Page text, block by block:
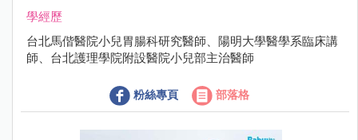
學經歷
台北馬偕醫院小兒胃腸科研究醫師、陽明大學醫學系臨床講
師、台北護理學院附設醫院小兒部主治醫師
粉絲專頁 部落格